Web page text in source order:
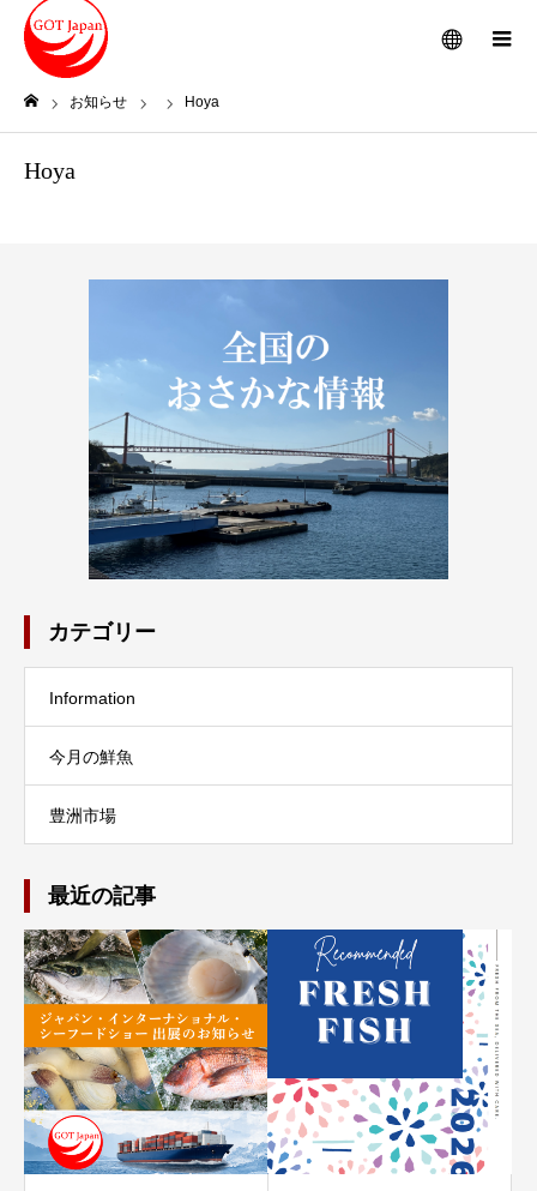
メニュー
お知らせ Hoya
Hoya
カテゴリー
Information
今月の鮮魚
豊洲市場
最近の記事